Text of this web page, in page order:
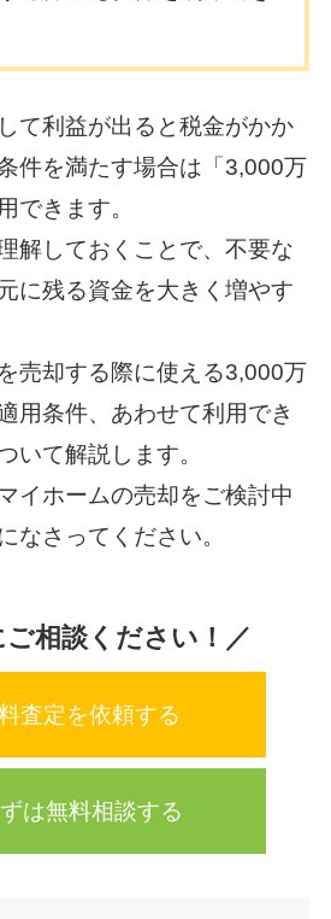
て利益が出ると税金がかか
件を満たす場合は「3,000万
できます。
解しておくことで、不要な
に残る資金を大きく増やす
売却する際に使える3,000万
用条件、あわせて利用でき
いて解説します。
イホームの売却をご検討中
なさってください。
ご相談ください！／
査定を依頼する
は無料相談する